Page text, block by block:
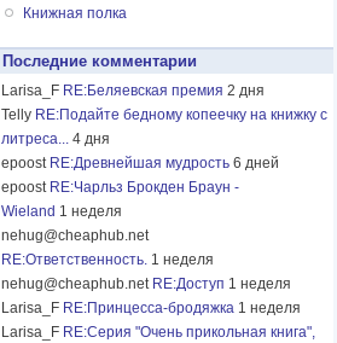
Книжная полка
Последние комментарии
Larisa_F RE:Беляевская премия 2 дня
Telly RE:Подайте бедному копеечку на книжку с
литреса... 4 дня
epoost RE:Древнейшая мудрость 6 дней
epoost RE:Чарльз Брокден Браун -
Wieland 1 неделя
nehug@cheaphub.net
RE:Ответственность. 1 неделя
nehug@cheaphub.net RE:Доступ 1 неделя
Larisa_F RE:Принцесса-бродяжка 1 неделя
Larisa_F RE:Серия "Очень прикольная книга",